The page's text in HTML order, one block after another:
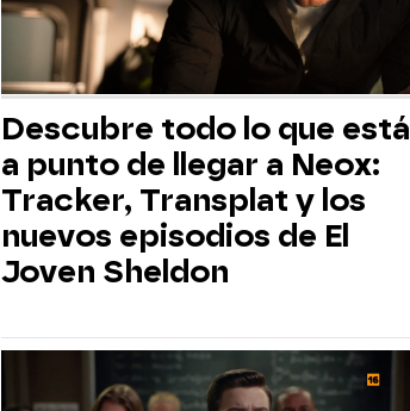
Descubre todo lo que está
a punto de llegar a Neox:
Tracker, Transplat y los
nuevos episodios de El
Joven Sheldon